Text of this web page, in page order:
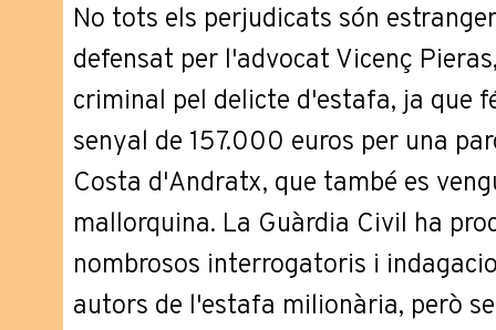
No tots els perjudicats són
defensat per l'advocat Vicenç
criminal pel delicte d'estafa, ja que
senyal de 157.000 euros per una
Costa d'Andratx, que també es
mallorquina. La Guàrdia Civil ha
nombrosos interrogatoris i
autors de l'estafa milionària, però